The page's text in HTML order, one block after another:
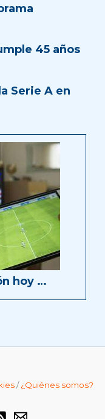
45 años
Serie A en
hoy …
/¿Quiénes somos?